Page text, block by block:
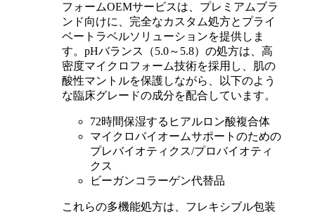
フォームOEMサービスは、プレミアムブラ
ンド向けに、完全なカスタム処方とプライ
ベートラベルソリューションを提供しま
す。pHバランス（5.0～5.8）の処方は、高
密度マイクロフォーム技術を採用し、肌の
酸性マントルを保護しながら、以下のよう
な臨床グレードの成分を配合しています。
72時間保湿するヒアルロン酸複合体
マイクロバイオームサポートのための
プレバイオティクス/プロバイオティ
クス
ビーガンコラーゲン代替品
これらの多機能処方は、フレキシブル包装